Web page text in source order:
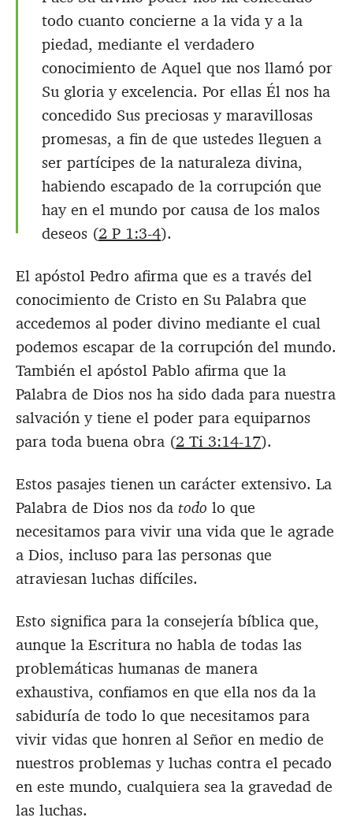
todo cuanto concierne a la vida y a la
piedad, mediante el verdadero
conocimiento de Aquel que nos llamó por
Su gloria y excelencia. Por ellas Él nos ha
concedido Sus preciosas y maravillosas
promesas, a fin de que ustedes lleguen a
ser partícipes de la naturaleza divina,
habiendo escapado de la corrupción que
hay en el mundo por causa de los malos
deseos (2 P 1:3-4).
El apóstol Pedro afirma que es a través del
conocimiento de Cristo en Su Palabra que
accedemos al poder divino mediante el cual
podemos escapar de la corrupción del mundo.
También el apóstol Pablo afirma que la
Palabra de Dios nos ha sido dada para nuestra
salvación y tiene el poder para equiparnos
para toda buena obra (2 Ti 3:14-17).
Estos pasajes tienen un carácter extensivo. La
Palabra de Dios nos da todo lo que
necesitamos para vivir una vida que le agrade
a Dios, incluso para las personas que
atraviesan luchas difíciles.
Esto significa para la consejería bíblica que,
aunque la Escritura no habla de todas las
problemáticas humanas de manera
exhaustiva, confiamos en que ella nos da la
sabiduría de todo lo que necesitamos para
vivir vidas que honren al Señor en medio de
nuestros problemas y luchas contra el pecado
en este mundo, cualquiera sea la gravedad de
las luchas.